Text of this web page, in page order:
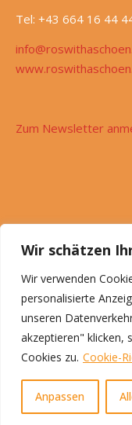
Wir schätzen
Wir verwenden
personalisierte
unseren
akzeptieren" klicken,
Cookies zu. Cookie-
Anpassen
Tel: +43 664 16 44
Zum Newsletter
©